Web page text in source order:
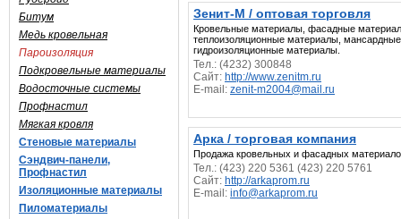
Битум
Медь кровельная
Пароизоляция
Подкровельные материалы
Водосточные системы
Профнастил
Мягкая кровля
Стеновые материалы
Сэндвич-панели,
Профнастил
Изоляционные материалы
Пиломатериалы
Зенит-М / оптовая торговля
Кровельные материалы, фасадные
теплоизоляционные материалы,
гидроизоляционные материалы.
Тел.: (4232) 300848
Сайт: http://www.zenitm.ru
E-mail: zenit-m2004@mail.ru
Арка / торговая компания
Продажа кровельных и фасадных
Тел.: (423) 220 5361 (423) 220 5761
Сайт: http://arkaprom.ru
E-mail: info@arkaprom.ru